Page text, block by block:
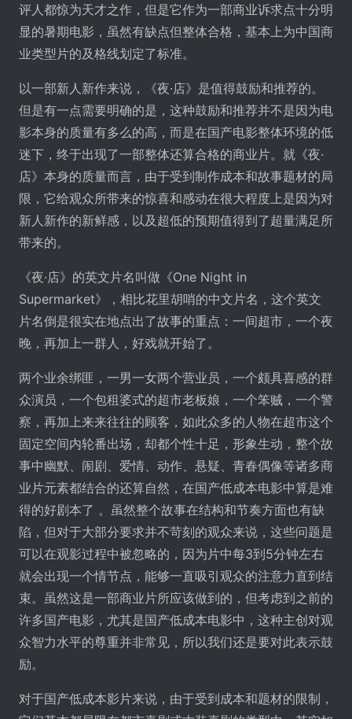
评人都惊为天才之作，但是它作为一部商业诉求点十分明
显的暑期电影，虽然有缺点但整体合格，基本上为中国商
业类型片的及格线划定了标准。
以一部新人新作来说，《夜·店》是值得鼓励和推荐的。
但是有一点需要明确的是，这种鼓励和推荐并不是因为电
影本身的质量有多么的高，而是在国产电影整体环境的低
迷下，终于出现了一部整体还算合格的商业片。就《夜·
店》本身的质量而言，由于受到制作成本和故事题材的局
限，它给观众所带来的惊喜和感动在很大程度上是因为对
新人新作的新鲜感，以及超低的预期值得到了超量满足所
带来的。
《夜·店》的英文片名叫做《One Night in
Supermarket》，相比花里胡哨的中文片名，这个英文
片名倒是很实在地点出了故事的重点：一间超市，一个夜
晚，再加上一群人，好戏就开始了。
两个业余绑匪，一男一女两个营业员，一个颇具喜感的群
众演员，一个包租婆式的超市老板娘，一个笨贼，一个警
察，再加上来来往往的顾客，如此众多的人物在超市这个
固定空间内轮番出场，却都个性十足，形象生动，整个故
事中幽默、闹剧、爱情、动作、悬疑、青春偶像等诸多商
业片元素都结合的还算自然，在国产低成本电影中算是难
得的好剧本了 。虽然整个故事在结构和节奏方面也有缺
陷，但对于大部分要求并不苛刻的观众来说，这些问题是
可以在观影过程中被忽略的，因为片中每3到5分钟左右
就会出现一个情节点，能够一直吸引观众的注意力直到结
束。虽然这是一部商业片所应该做到的，但考虑到之前的
许多国产电影，尤其是国产低成本电影中，这种主创对观
众智力水平的尊重并非常见，所以我们还是要对此表示鼓
励。
对于国产低成本影片来说，由于受到成本和题材的限制，